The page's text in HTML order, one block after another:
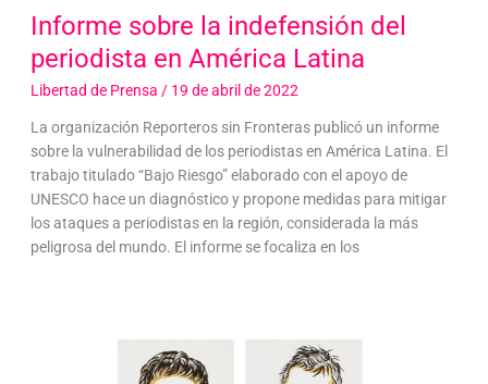
Informe sobre la indefensión del
periodista en América Latina
Libertad de Prensa / 19 de abril de 2022
La organización Reporteros sin Fronteras publicó un informe
sobre la vulnerabilidad de los periodistas en América Latina. El
trabajo titulado “Bajo Riesgo” elaborado con el apoyo de
UNESCO hace un diagnóstico y propone medidas para mitigar
los ataques a periodistas en la región, considerada la más
peligrosa del mundo. El informe se focaliza en los